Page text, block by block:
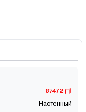
87472
Настенный